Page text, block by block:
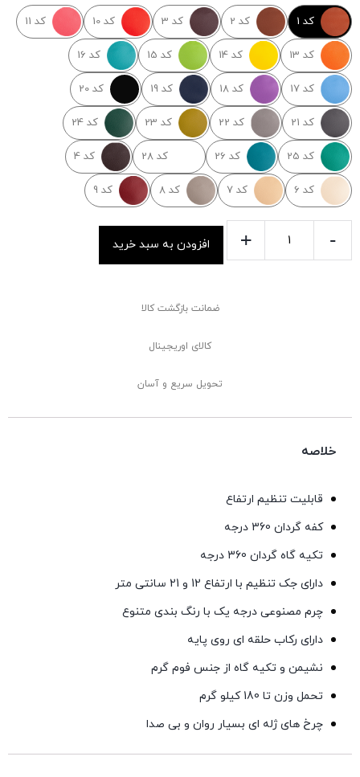
کد 1 کد 2 کد 3 کد 10 کد 11
کد 13 کد 14 کد 15 کد 16
کد 17 کد 18 کد 19 کد 20
کد 21 کد 22 کد 23 کد 24
کد 25 کد 26 کد 28 کد 4
کد 6 کد 7 کد 8 کد 9
-
+ افزودن به سبد خرید
ضمانت بازگشت کالا
کالای اوریجینال
تحویل سریع و آسان
خلاصه
قابلیت تنظیم ارتفاع
کفه گردان 360 درجه
تکیه گاه گردان 360 درجه
دارای جک تنظیم با ارتفاع 12 و 21 سانتی متر
چرم مصنوعی درجه یک با رنگ بندی متنوع
دارای رکاب حلقه ای روی پایه
نشیمن و تکیه گاه از جنس فوم گرم
تحمل وزن تا 180 کیلو گرم
چرخ های ژله ای بسیار روان و بی صدا